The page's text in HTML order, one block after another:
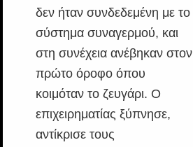
δεν ήταν συνδεδεμένη με το
σύστημα συναγερμού, και
στη συνέχεια ανέβηκαν στον
πρώτο όροφο όπου
κοιμόταν το ζευγάρι. Ο
επιχειρηματίας ξύπνησε,
αντίκρισε τους